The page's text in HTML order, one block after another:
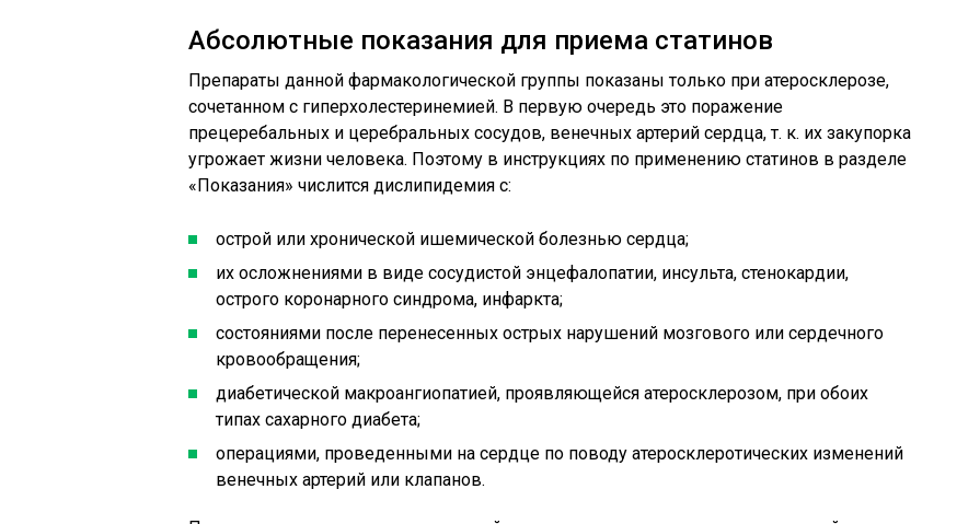
Абсолютные показания для приема статинов
Препараты данной фармакологической группы показаны только при атеросклерозе,
сочетанном с гиперхолестеринемией. В первую очередь это поражение
прецеребальных и церебральных сосудов, венечных артерий сердца, т. к. их закупорка
угрожает жизни человека. Поэтому в инструкциях по применению статинов в разделе
«Показания» числится дислипидемия с:
острой или хронической ишемической болезнью сердца;
их осложнениями в виде сосудистой энцефалопатии, инсульта, стенокардии,
острого коронарного синдрома, инфаркта;
состояниями после перенесенных острых нарушений мозгового или сердечного
кровообращения;
диабетической макроангиопатией, проявляющейся атеросклерозом, при обоих
типах сахарного диабета;
операциями, проведенными на сердце по поводу атеросклеротических изменений
венечных артерий или клапанов.